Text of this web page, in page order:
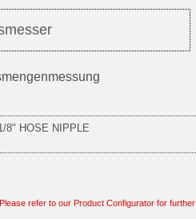
8" HOSE NIPPLE
refer to our Product Configurator for further